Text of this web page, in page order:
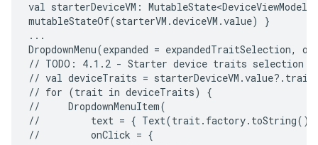
val starterDeviceVM:
mutableStateOf(starterVM.deviceVM.value)
}
...
DropdownMenu(expanded = expandedTraitSelection,
// TODO: 4.1.2 - Starter device traits selection
// val deviceTraits =
// for (trait in deviceTraits)
{
//
DropdownMenuItem(
//
text = { Text(trait.factory.toString())
//
onClick = {